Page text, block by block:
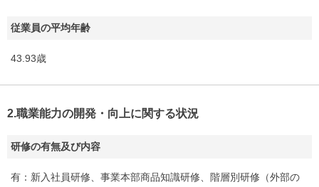
従業員の平均年齢
43.93歳
2.職業能力の開発・向上に関する状況
研修の有無及び内容
有：新入社員研修、事業本部商品知識研修、階層別研修（外部の